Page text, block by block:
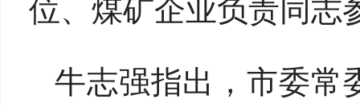
位、煤矿企业负责同志
牛志强指出，市委常